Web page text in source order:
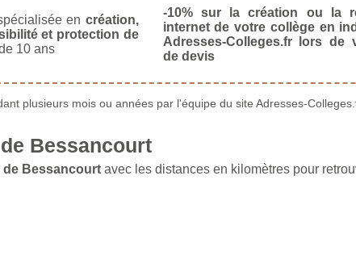
en création,
et protection de
10 ans
-10% sur la création ou la
internet de votre collège en
Adresses-Colleges.fr lors de
de devis
plusieurs mois ou années par l'équipe du site Adresses-
Bessancourt
Bessancourt avec les distances en kilomètres pour